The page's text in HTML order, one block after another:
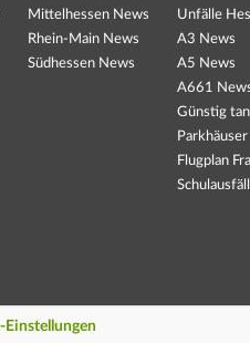
Mittelhessen News
Rhein-Main News
Südhessen News
Unfälle
A3 News
A5 News
A661
Günstig
Parkhäuser
Flugplan
Einstellungen